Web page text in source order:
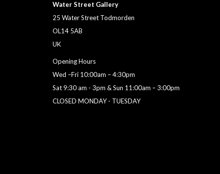
Water Street Gallery
25 Water Street Todmorden
OL14 5AB
UK
Opening Hours
Wed –Fri 10:00am – 4:30pm
Sat 9:30 am - 3pm & Sun 11:00am – 3:00pm
CLOSED MONDAY - TUESDAY